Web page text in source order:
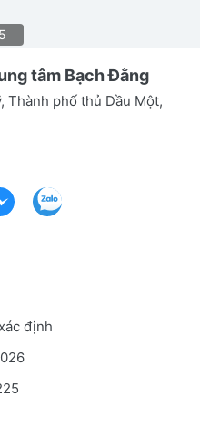
tâm Bạch Đằng
Thành phố thủ Dầu Một,
định